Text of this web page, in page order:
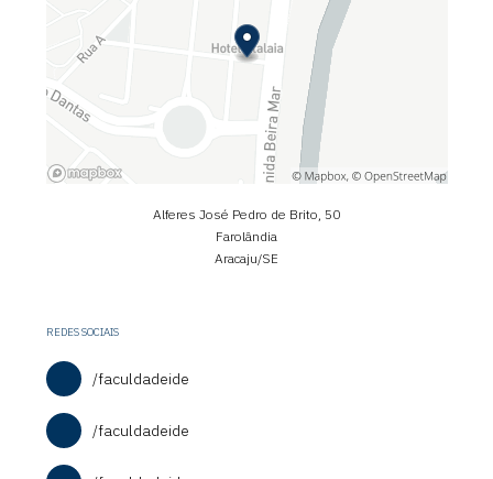
Alferes José Pedro de Brito, 50
Farolândia
Aracaju/SE
REDES SOCIAIS
/faculdadeide
/faculdadeide